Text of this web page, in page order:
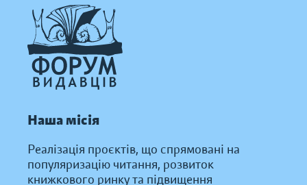
Наша місія
Реалізація проєктів, що спрямовані на
популяризацію читання, розвиток
книжкового ринку та підвищення